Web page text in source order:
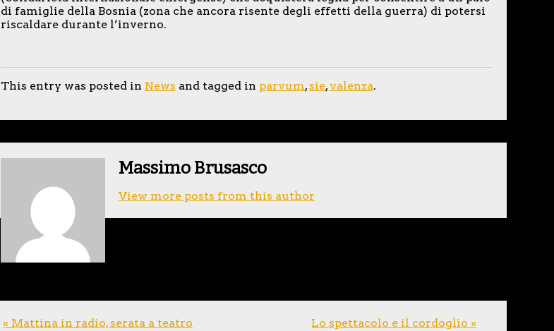
di famiglie della Bosnia (zona che ancora risente degli effetti della guerra) di potersi
riscaldare durante l’inverno.
This entry was posted in News and tagged in parvum,sie,valenza.
Massimo Brusasco
View more posts from this author
« Mattina in radio, serata a teatro Lo spettacolo e il cordoglio »